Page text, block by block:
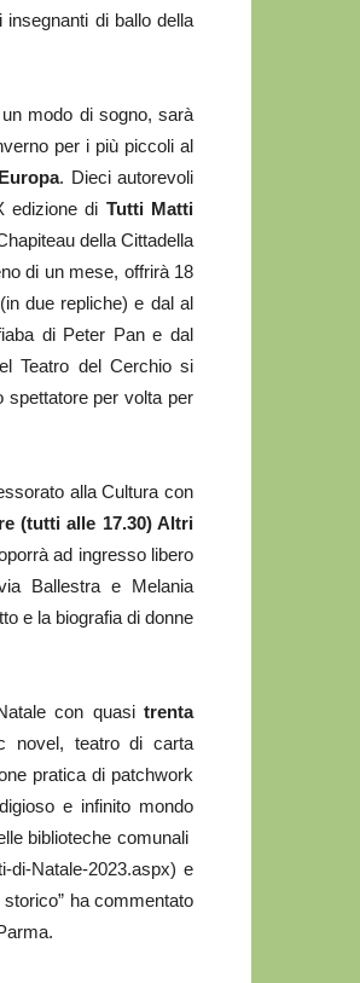
di ballo della
modo di sogno, sarà
per i più piccoli al
. Dieci autorevoli
edizione di Tutti Matti
della Cittadella
di un mese, offrirà 18
due repliche) e dal al
di Peter Pan e dal
Teatro del Cerchio si
spettatore per volta per
alla Cultura con
(tutti alle 17.30) Altri
ad ingresso libero
Ballestra e Melania
e la biografia di donne
con quasitrenta
novel, teatro di carta
pratica di patchwork
e infinito mondo
biblioteche comunali
di-Natale-2023.aspx) e
ha commentato